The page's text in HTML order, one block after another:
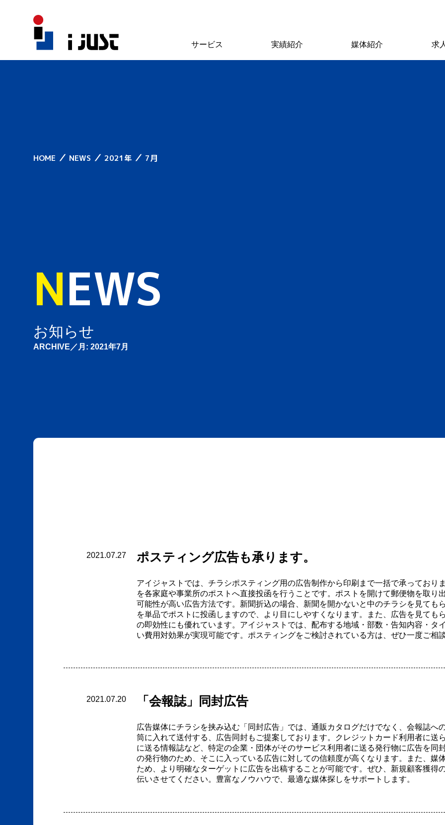
サービス 実績紹介 媒体紹介 求
HOME ／ NEWS ／ 2021年 ／ 7月
NEWS
お知らせ
ARCHIVE／月:2021年7月
2021.07.27 ポスティング広告も承ります。
アイジャストでは、チラシポスティング用の広告制作から印刷まで一括で承っており
を各家庭や事業所のポストへ直接投函を行うことです。ポストを開けて郵便物を取り
可能性が高い広告方法です。新聞折込の場合、新聞を開かないと中のチラシを見ても
を単品でポストに投函しますので、より目にしやすくなります。また、広告を見ても
の即効性にも優れています。アイジャストでは、配布する地域・部数・告知内容・タ
い費用対効果が実現可能です。ポスティングをご検討されている方は、ぜひ一度ご相
2021.07.20 「会報誌」同封広告
広告媒体にチラシを挟み込む「同封広告」では、通販カタログだけでなく、会報誌へ
筒に入れて送付する、広告同封もご提案しております。クレジットカード利用者に送
に送る情報誌など、特定の企業・団体がそのサービス利用者に送る発行物に広告を同
の発行物のため、そこに入っている広告に対しての信頼度が高くなります。また、媒
ため、より明確なターゲットに広告を出稿することが可能です。ぜひ、新規顧客獲得
伝いさせてください。豊富なノウハウで、最適な媒体探しをサポートします。